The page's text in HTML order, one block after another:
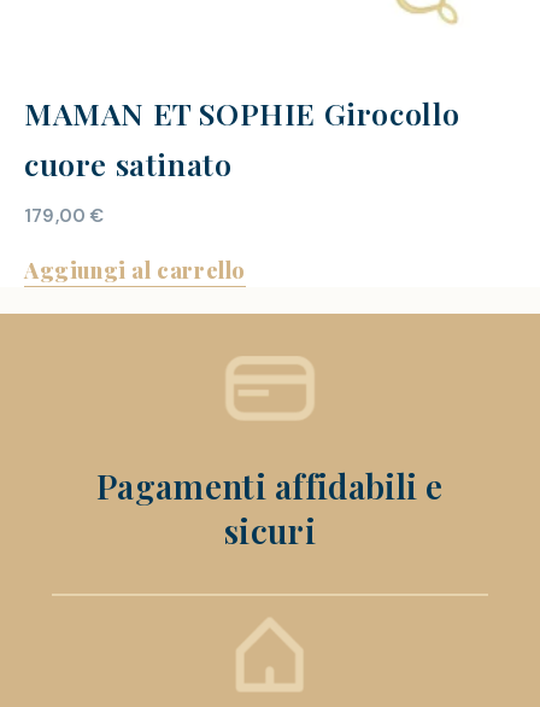
MAMAN ET SOPHIE Girocollo
cuore satinato
179,00€
Aggiungi al carrello
Pagamenti affidabili e
sicuri